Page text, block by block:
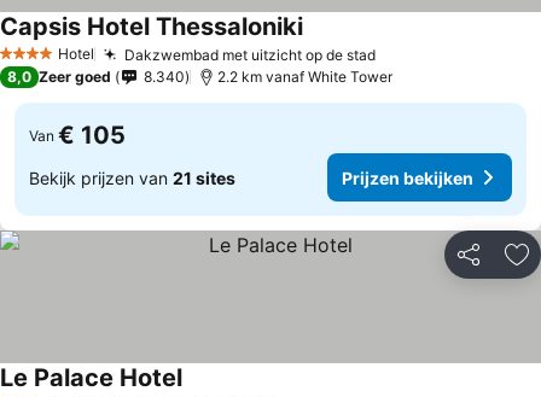
4 SterrenHotel Dakzwembad met uitzicht op de stad
Capsis Hotel Thessaloniki
8,0 Zeer goed 8.340 2.2 km vanaf White Tower
Van € 105
Bekijk prijzen van 21 sites Prijzen bekijken
Delen
Le Palace Hotel